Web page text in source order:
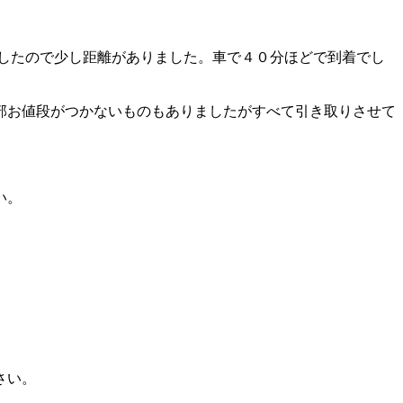
ので少し距離がありました。車で４０分ほどで到着でし
値段がつかないものもありましたがすべて引き取りさせて
。